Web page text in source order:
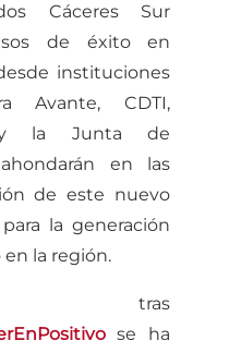
Cáceres Sur
de éxito en
instituciones
Avante, CDTI,
y la Junta de
en las
de este nuevo
la generación
la región.
tras
se ha